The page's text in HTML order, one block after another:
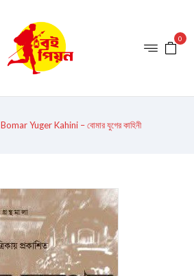
0
Bomar Yuger Kahini – বোমার যুগের কাহিনী